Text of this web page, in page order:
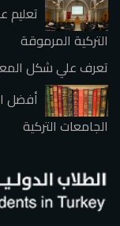
تعليم
التركية المرموقة
تعرف علي شكل
أفضل
الجامعات التركية